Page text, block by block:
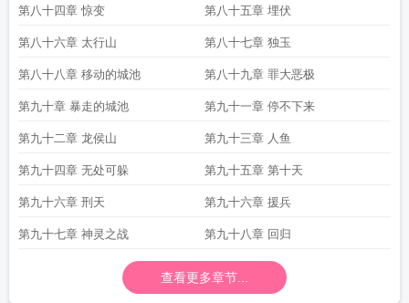
第八十四章 惊变 第八十五章 埋伏
第八十六章 太行山 第八十七章 独玉
第八十八章 移动的城池 第八十九章 罪大恶极
第九十章 暴走的城池 第九十一章 停不下来
第九十二章 龙侯山 第九十三章 人鱼
第九十四章 无处可躲 第九十五章 第十天
第九十六章 刑天 第九十六章 援兵
第九十七章 神灵之战 第九十八章 回归
查看更多章节...